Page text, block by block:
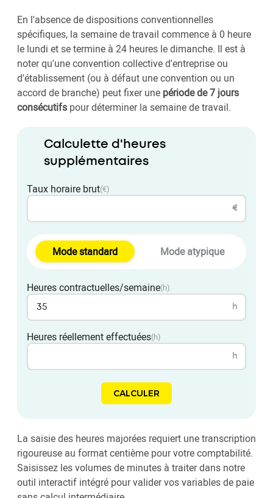
En l'absence de dispositions conventionnelles
spécifiques, la semaine de travail commence à 0 heure
le lundi et se termine à 24 heures le dimanche. Il est à
noter qu'une convention collective d'entreprise ou
d'établissement (ou à défaut une convention ou un
accord de branche) peut fixer une période de 7 jours
consécutifs pour déterminer la semaine de travail.
Calculette d'heures
supplémentaires
Taux horaire brut(€)
€
Mode standard Mode atypique
Heures contractuelles/semaine(h)
h
Heures réellement effectuées(h)
h
CALCULER
La saisie des heures majorées requiert une transcription
rigoureuse au format centième pour votre comptabilité.
Saisissez les volumes de minutes à traiter dans notre
outil interactif intégré pour valider vos variables de paie